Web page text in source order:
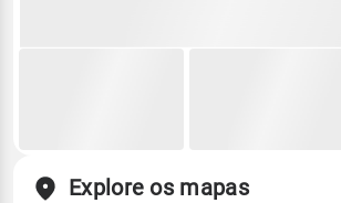
Explore os mapas